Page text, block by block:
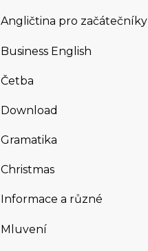
Angličtina pro začátečníky
Business English
Četba
Download
Gramatika
Christmas
Informace a různé
Mluvení